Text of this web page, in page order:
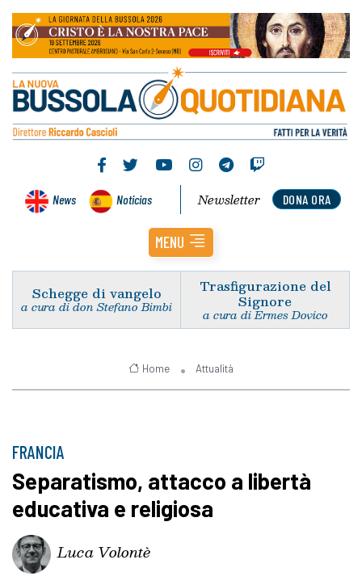
News Noticias DONA ORA
Newsletter
MENU
Schegge di vangelo
a cura di don Stefano Bimbi
Trasfigurazione del
Signore
a cura di Ermes Dovico
Home Attualità
FRANCIA
Separatismo, attacco a libertà
educativa e religiosa
Luca Volontè